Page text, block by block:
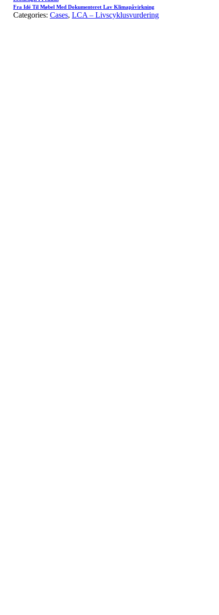
Fra Idé Til Møbel Med Dokumenteret Lav Klimapåvirkning
Categories: Cases, LCA – Livscyklusvurdering